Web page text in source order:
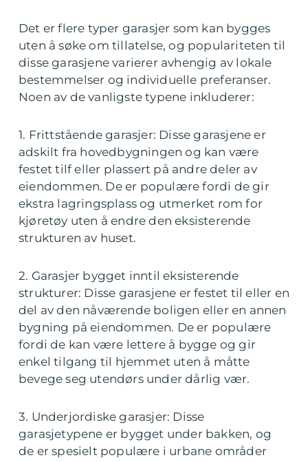
Det er flere typer garasjer som kan bygges
uten å søke om tillatelse, og populariteten til
disse garasjene varierer avhengig av lokale
bestemmelser og individuelle preferanser.
Noen av de vanligste typene inkluderer:
1. Frittstående garasjer: Disse garasjene er
adskilt fra hovedbygningen og kan være
festet tilf eller plassert på andre deler av
eiendommen. De er populære fordi de gir
ekstra lagringsplass og utmerket rom for
kjøretøy uten å endre den eksisterende
strukturen av huset.
2. Garasjer bygget inntil eksisterende
strukturer: Disse garasjene er festet til eller en
del av den nåværende boligen eller en annen
bygning på eiendommen. De er populære
fordi de kan være lettere å bygge og gir
enkel tilgang til hjemmet uten å måtte
bevege seg utendørs under dårlig vær.
3. Underjordiske garasjer: Disse
garasjetypene er bygget under bakken, og
de er spesielt populære i urbane områder